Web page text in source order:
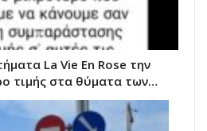
La Vie Εn Rose την
τιμής στα θύματα των…